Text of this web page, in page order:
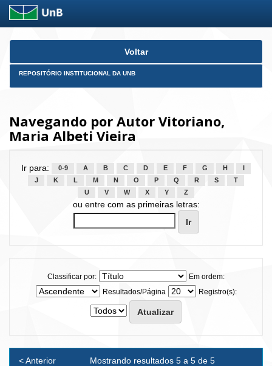
Skip
Voltar
REPOSITÓRIO INSTITUCIONAL DA UNB
Navegando por Autor Vitoriano,
Maria Albeti Vieira
Ir para: 0-9 A B C D E F G H
J
K L M N O P Q R S
T
U
V W X Y Z
ou entre com as primeiras letras:
Classificar por:
Em ordem:
Resultados/Página
Registro(s):
Mostrando resultados 5 a 5 de 5
< Anterior